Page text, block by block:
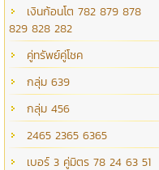
เงินก้อนโต 782 879 878
829 828 282
คู่ทรัพย์คู่โชค
กลุ่ม 639
กลุ่ม 456
2465 2365 6365
เบอร์ 3 คู่มิตร 78 24 63 51